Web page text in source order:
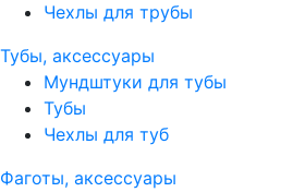
Чехлы для трубы
Тубы, аксессуары
Мундштуки для тубы
Тубы
Чехлы для туб
Фаготы, аксессуары